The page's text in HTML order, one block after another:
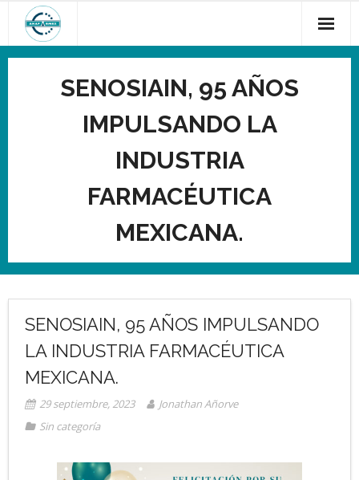
contenido
SENOSIAIN, 95 AÑOS
IMPULSANDO LA
INDUSTRIA
FARMACÉUTICA
MEXICANA.
SENOSIAIN, 95 AÑOS IMPULSANDO
LA INDUSTRIA FARMACÉUTICA
MEXICANA.
29 septiembre, 2023
Jonathan Añorve
Sin categoría